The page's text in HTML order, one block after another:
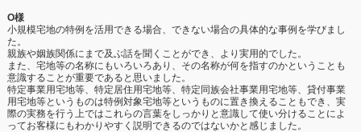
O様
小規模宅地の特例を活用できる場合、できない場合の具体的な事例を学びまし
た。
親族や姻族関係にまで及ぶ話を聞くことができ、より実用的でした。
また、宅地等の名称にもいろいろあり、その名称が何を指すのかということも
意識することが重要であると思いました。
特定事業用宅地等、特定居住用宅地等、特定同族会社事業用宅地等、貸付事業
用宅地等というものは特例対象宅地等というものに置き換えることもでき、実
際の実務を行う上ではこれらの言葉をしっかりと意識して使い分けることによ
ってお客様にもわかりやすく説明できるのではないかと感じました。